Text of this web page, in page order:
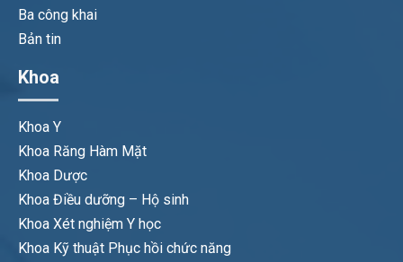
Ba công khai
Bản tin
Khoa
Khoa Y
Khoa Răng Hàm Mặt
Khoa Dược
Khoa Điều dưỡng – Hộ sinh
Khoa Xét nghiệm Y học
Khoa Kỹ thuật Phục hồi chức năng